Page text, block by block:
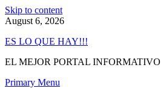
Skip to content
August 6, 2026
ES LO QUE HAY!!!
EL MEJOR PORTAL INFORMATIVO
Primary Menu